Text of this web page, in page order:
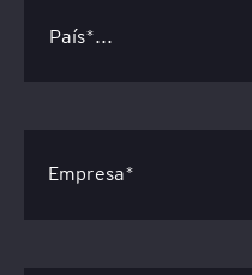
Empresa*